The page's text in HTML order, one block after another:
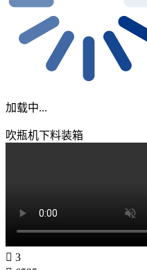
加载中...
吹瓶机下料装箱
3